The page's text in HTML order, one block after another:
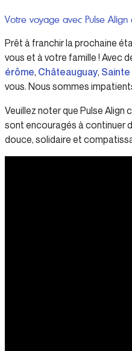
Votre voyage avec Pulse Align
Prêt à franchir la prochaine
vous et à votre famille ! Avec
érôme, Châteauguay, Sainte
vous. Nous sommes
Veuillez noter que Pulse
sont encouragés à continuer
douce, solidaire et